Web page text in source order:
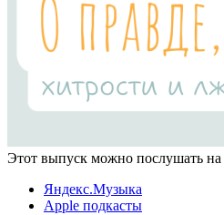
Этот выпуск можно послушать на
Яндекс.Музыка
Apple подкасты